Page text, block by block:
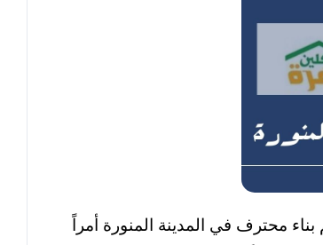
محترف في المدينة المنورة أمراً